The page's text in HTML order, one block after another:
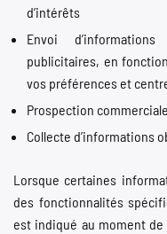
d’intérêts
Envoi
publicitaires, en
vos préférences et
Prospection
Collecte d’informations
Lorsque certaines
des fonctionnalités
est indiqué au moment